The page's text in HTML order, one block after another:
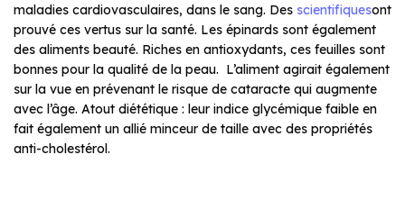
maladies cardiovasculaires, dans le sang. Des scientifiquesont
prouvé ces vertus sur la santé. Les épinards sont également
des aliments beauté. Riches en antioxydants, ces feuilles sont
bonnes pour la qualité de la peau. L’aliment agirait également
sur la vue en prévenant le risque de cataracte qui augmente
avec l’âge. Atout diététique : leur indice glycémique faible en
fait également un allié minceur de taille avec des propriétés
anti-cholestérol.